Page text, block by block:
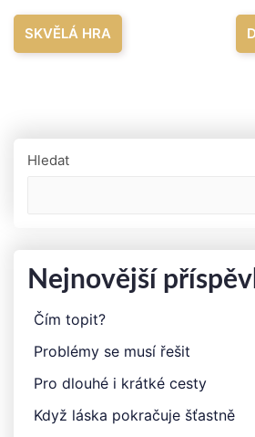
Navigace
pro
SKVĚLÁ HRA
Hledat
Nejnovější
Čím topit?
Problémy se musí řešit
Pro dlouhé i krátké cesty
Když láska pokračuje šťastně